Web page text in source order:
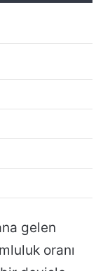
gelen
oranı